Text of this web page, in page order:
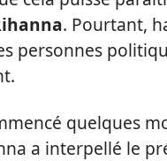
. Pourtant,
personnes
quelques
a interpellé le